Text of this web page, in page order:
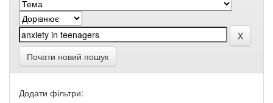
Почати новий пошук
Додати фільтри: